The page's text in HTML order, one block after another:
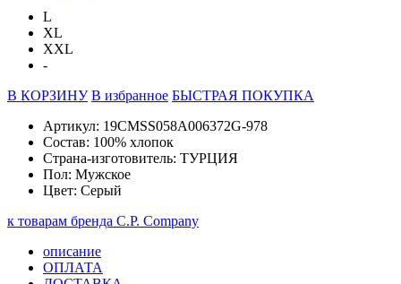
L
XL
XXL
-
В КОРЗИНУ В избранное БЫСТРАЯ ПОКУПКА
Артикул: 19CMSS058A006372G-978
Состав: 100% хлопок
Страна-изготовитель: ТУРЦИЯ
Пол: Мужское
Цвет: Серый
к товарам бренда C.P. Company
описание
ОПЛАТА